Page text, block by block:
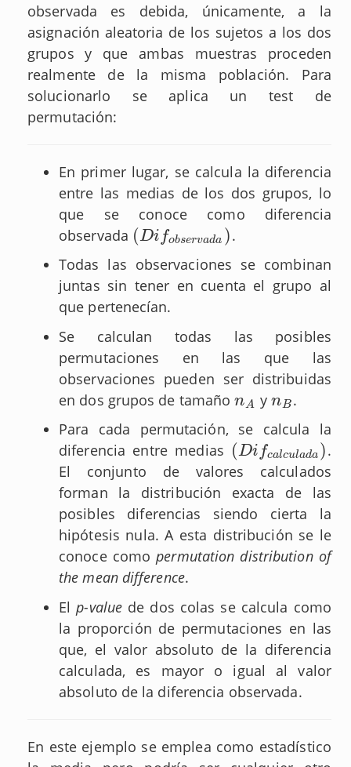
observada es debida, únicamente, a la
asignación aleatoria de los sujetos a los dos
grupos y que ambas muestras proceden
realmente de la misma población. Para
solucionarlo se aplica un test de
permutación:
En primer lugar, se calcula la diferencia
entre las medias de los dos grupos, lo
que se conoce como diferencia
observada (Di fobservada )
(Difobservada ) .
Todas las observaciones se combinan
juntas sin tener en cuenta el grupo al
que pertenecían.
Se calculan todas las posibles
permutaciones en las que las
observaciones pueden ser distribuidas
en dos grupos de tamañonA
nA ynB
nB .
Para cada permutación, se calcula la
diferencia entre medias (Di fcalculada )
(Difc alculada) .
El conjunto de valores calculados
forman la distribución exacta de las
posibles diferencias siendo cierta la
hipótesis nula. A esta distribución se le
conoce comopermutation distribution of
the mean difference.
Elp-value de dos colas se calcula como
la proporción de permutaciones en las
que, el valor absoluto de la diferencia
calculada, es mayor o igual al valor
absoluto de la diferencia observada.
En este ejemplo se emplea como estadístico